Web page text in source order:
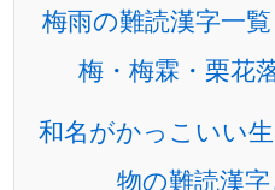
梅雨の難読漢字一
梅・梅霖・栗花
和名がかっこいい
物の難読漢